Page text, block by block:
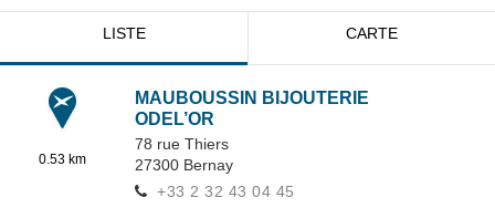
LISTE CARTE
0.53 km
MAUBOUSSIN BIJOUTERIE
ODEL’OR
78 rue Thiers
27300 Bernay
+33 2 32 43 04 45